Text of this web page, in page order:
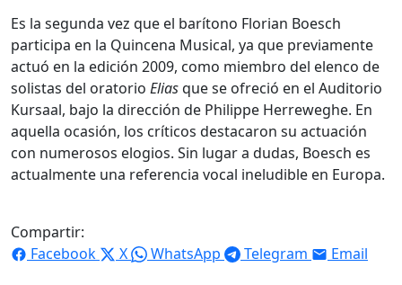
Es la segunda vez que el barítono Florian Boesch
participa en la Quincena Musical, ya que previamente
actuó en la edición 2009, como miembro del elenco de
solistas del oratorio Eliasque se ofreció en el Auditorio
Kursaal, bajo la dirección de Philippe Herreweghe. En
aquella ocasión, los críticos destacaron su actuación
con numerosos elogios. Sin lugar a dudas, Boesch es
actualmente una referencia vocal ineludible en Europa.
Compartir:
Facebook
X WhatsApp Telegram Email